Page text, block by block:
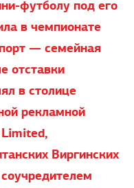
футболу под его
в чемпионате
— семейная
отставки
в столице
рекламной
Виргинских